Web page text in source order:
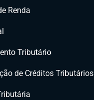
Renda
Tributário
de Créditos Tributários